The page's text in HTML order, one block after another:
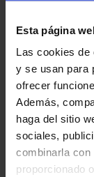
Esta página
Las cookies de
y se usan para
ofrecer
Además,
haga del sitio
sociales,
combinarla con
proporcionado